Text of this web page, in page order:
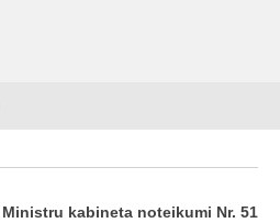
Ministru kabineta noteikumi Nr. 51